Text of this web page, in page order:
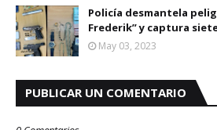
Policía desmantela
Frederik” y captura
May 03, 2023
PUBLICAR UN COMENTARIO